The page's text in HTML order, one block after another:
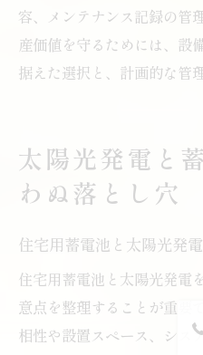
容、メンテナンス記録の管
産価値を守るためには、設
据えた選択と、計画的な管
太陽光発電と
わぬ落とし穴
住宅用蓄電池と太陽光発
住宅用蓄電池と太陽光発電
意点を整理することが重要
相性や設置スペース、シス